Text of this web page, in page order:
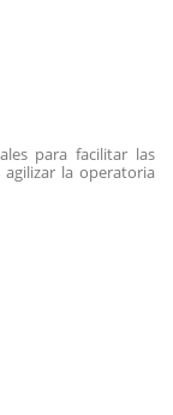
para facilitar las
la operatoria